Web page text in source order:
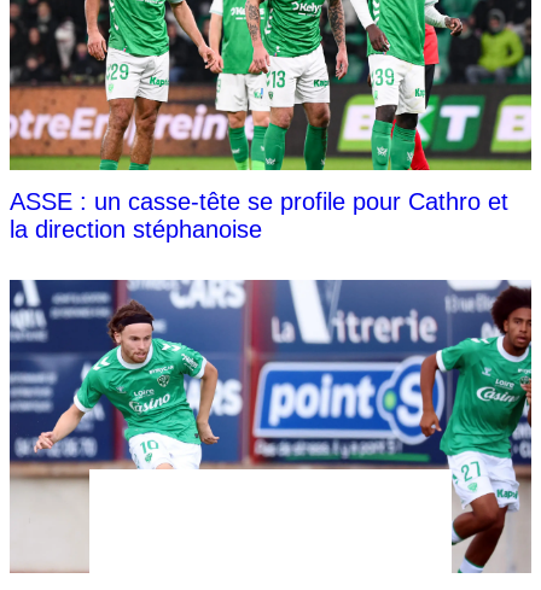
ASSE : un casse-tête se profile pour Cathro et
la direction stéphanoise